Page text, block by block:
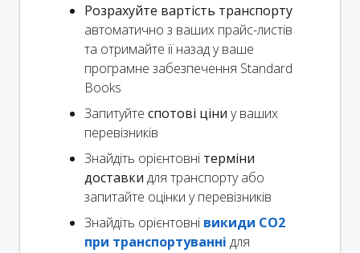
Розрахуйте вартість транспорту
автоматично з ваших прайс-листів
та отримайте її назад у ваше
програмне забезпечення Standard
Books
Запитуйте спотові ціни у ваших
перевізників
Знайдіть орієнтовні терміни
доставки для транспорту або
запитайте оцінки у перевізників
Знайдіть орієнтовні викиди CO2
при транспортуванні для